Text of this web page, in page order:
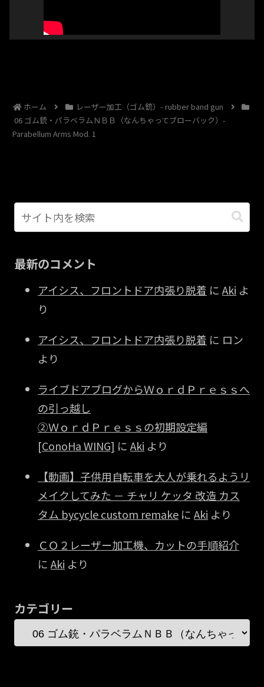
ホーム
レーザー加工（ゴム銃）- rubber band gun
06 ゴム銃・パラベラムＮＢＢ（なんちゃってブローバック）-
Parabellum Arms Mod. 1
最新のコメント
アイシス、フロントドア内張り脱着 に Aki よ
り
アイシス、フロントドア内張り脱着 に ロン
より
ライブドアブログからＷｏｒｄＰｒｅｓｓへ
の引っ越し
②ＷｏｒｄＰｒｅｓｓの初期設定編
[ConoHa WING] に Aki より
【動画】子供用自転車を大人が乗れるようリ
メイクしてみた － チャリ ケッタ 改造 カス
タム bycycle custom remake に Aki より
ＣＯ２レーザー加工機、カットの手順紹介
に Aki より
カテゴリー